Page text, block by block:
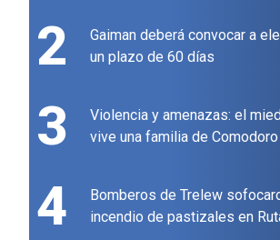
2
Gaiman deberá convocar a
un plazo de 60 días
3
Violencia y amenazas: el
vive una familia de Comodoro
4
Bomberos de Trelew
incendio de pastizales en